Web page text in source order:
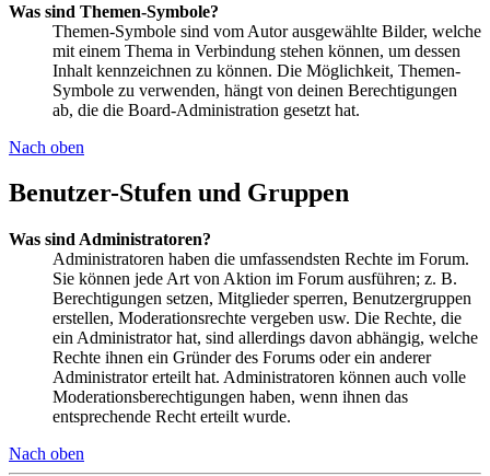
Was sind Themen-Symbole?
Themen-Symbole sind vom Autor ausgewählte Bilder, welche
mit einem Thema in Verbindung stehen können, um dessen
Inhalt kennzeichnen zu können. Die Möglichkeit, Themen-
Symbole zu verwenden, hängt von deinen Berechtigungen
ab, die die Board-Administration gesetzt hat.
Nach oben
Benutzer-Stufen und Gruppen
Was sind Administratoren?
Administratoren haben die umfassendsten Rechte im Forum.
Sie können jede Art von Aktion im Forum ausführen; z. B.
Berechtigungen setzen, Mitglieder sperren, Benutzergruppen
erstellen, Moderationsrechte vergeben usw. Die Rechte, die
ein Administrator hat, sind allerdings davon abhängig, welche
Rechte ihnen ein Gründer des Forums oder ein anderer
Administrator erteilt hat. Administratoren können auch volle
Moderationsberechtigungen haben, wenn ihnen das
entsprechende Recht erteilt wurde.
Nach oben